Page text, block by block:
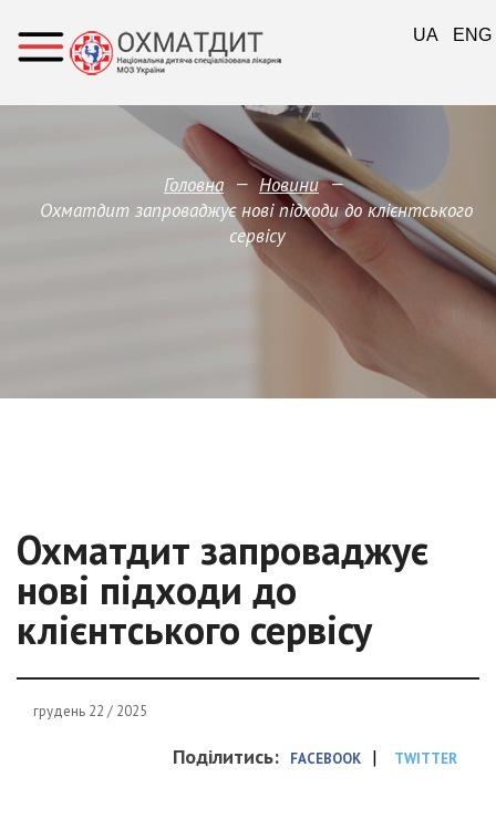
Головна — Новини —
Охматдит запроваджує нові підходи до клієнтського
сервісу
Охматдит запроваджує
нові підходи до
клієнтського сервісу
грудень 22 / 2025
Поділитись: FACEBOOK | TWITTER
UA ENG